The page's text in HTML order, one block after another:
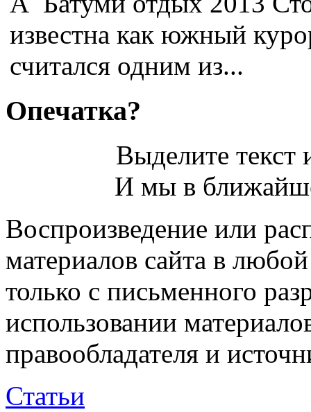
известна как южный
считался одним из...
Опечатка?
Выделите
И мы в
Воспроизведение или
материалов сайта в
только с письменного
использовании
правообладателя и
Статьи